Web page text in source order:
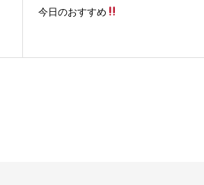
今日のおすすめ